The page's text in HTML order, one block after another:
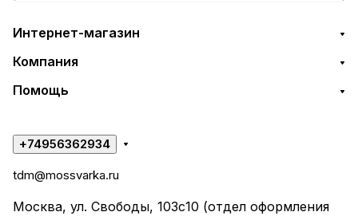
Интернет-магазин
Компания
Помощь
+74956362934
tdm@mossvarka.ru
Москва, ул. Свободы, 103с10 (отдел оформления